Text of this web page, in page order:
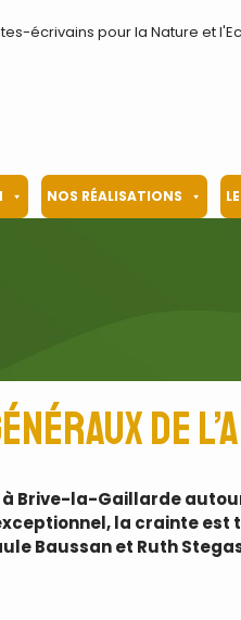
écrivains pour la Nature et
NOS RÉALISATIONS
de
Brive-la-Gaillarde
la crainte
Baussan et Ruth